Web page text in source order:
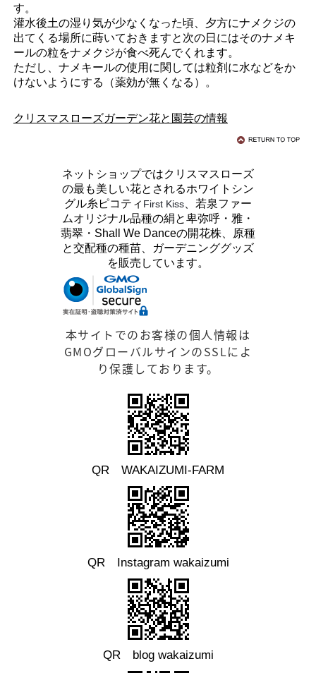
す。
灌水後土の湿り気が少なくなった頃、夕方にナメクジの
出てくる場所に蒔いておきますと次の日にはそのナメキ
ールの粒をナメクジが食べ死んでくれます。
ただし、ナメキールの使用に関しては粒剤に水などをか
けないようにする（薬効が無くなる）。
クリスマスローズガーデン花と園芸の情報
ネットショップではクリスマスローズ
の最も美しい花とされるホワイトシン
グル糸ピコティ First Kiss 、若泉ファー
ムオリジナル品種の絹と卑弥呼・雅・
翡翠・Shall We Danceの開花株、原種
と交配種の種苗、ガーデニンググッズ
を販売しています。
本サイトでのお客様の個人情報は
GMOグローバルサインのSSLによ
り保護しております。
QR WAKAIZUMI-FARM
QR Instagram wakaizumi
QR blog wakaizumi